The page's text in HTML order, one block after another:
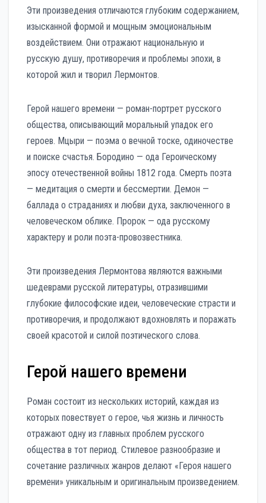
Эти произведения отличаются глубоким содержанием,
изысканной формой и мощным эмоциональным
воздействием. Они отражают национальную и
русскую душу, противоречия и проблемы эпохи, в
которой жил и творил Лермонтов.
Герой нашего времени — роман-портрет русского
общества, описывающий моральный упадок его
героев. Мцыри — поэма о вечной тоске, одиночестве
и поиске счастья. Бородино — ода Героическому
эпосу отечественной войны 1812 года. Смерть поэта
— медитация о смерти и бессмертии. Демон —
баллада о страданиях и любви духа, заключенного в
человеческом облике. Пророк — ода русскому
характеру и роли поэта-провозвестника.
Эти произведения Лермонтова являются важными
шедеврами русской литературы, отразившими
глубокие философские идеи, человеческие страсти и
противоречия, и продолжают вдохновлять и поражать
своей красотой и силой поэтического слова.
Герой нашего времени
Роман состоит из нескольких историй, каждая из
которых повествует о герое, чья жизнь и личность
отражают одну из главных проблем русского
общества в тот период. Стилевое разнообразие и
сочетание различных жанров делают «Героя нашего
времени» уникальным и оригинальным произведением.